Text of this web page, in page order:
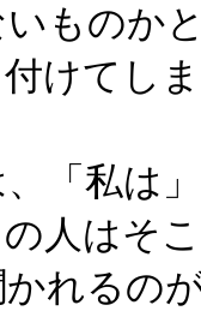
ものか
けてし
「私は
の人はそ
れるの